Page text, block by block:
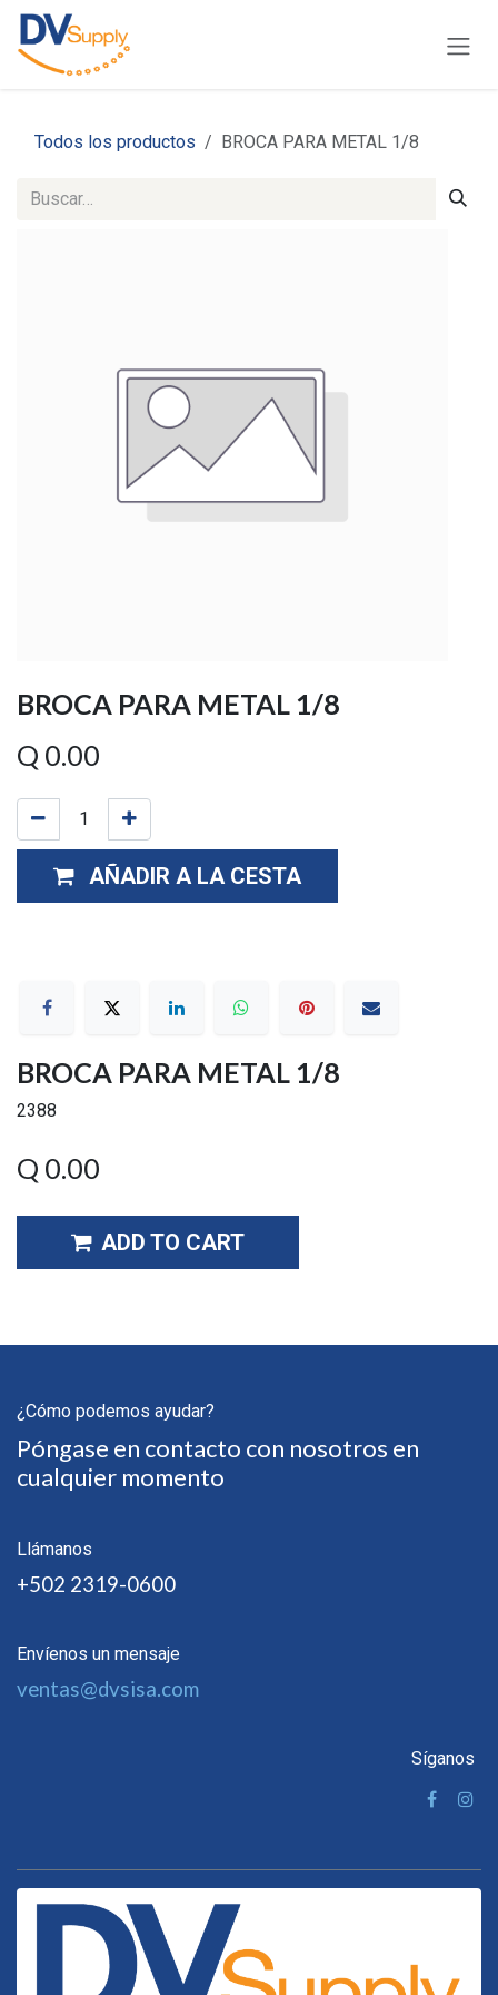
Ir al contenido
Todos los productos BROCA PARA METAL 1/8
BROCA PARA METAL 1/8
Q 0.00
AÑADIR A LA CESTA
BROCA PARA METAL 1/8
2388
Q 0.00
ADD TO CART
¿Cómo podemos ayudar?
Póngase en contacto con nosotros en
cualquier momento
Llámanos
+502 2319-0600
Envíenos un mensaje
ventas@dvsisa.com
Síganos